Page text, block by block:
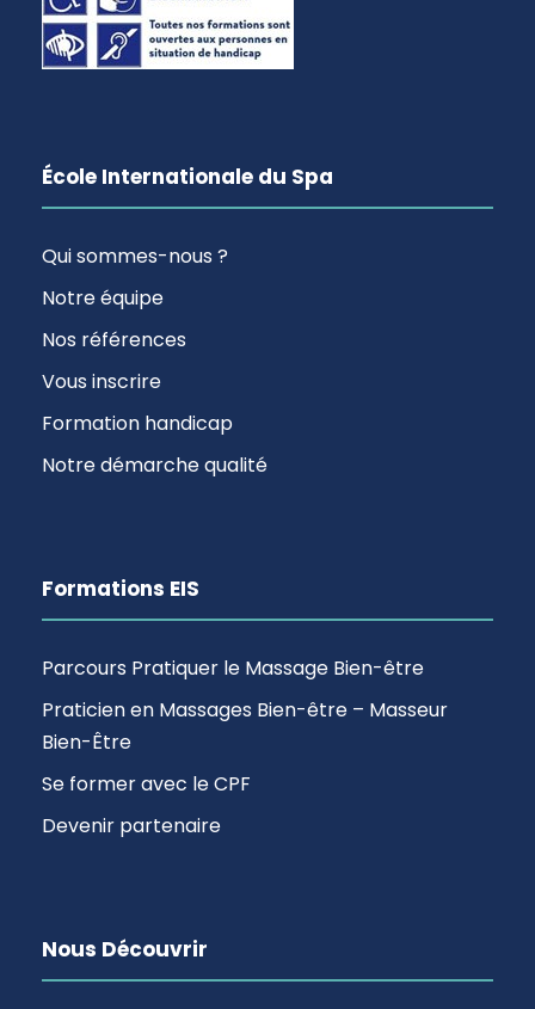
École Internationale du Spa
Qui sommes-nous ?
Notre équipe
Nos références
Vous inscrire
Formation handicap
Notre démarche qualité
Formations EIS
Parcours Pratiquer le Massage Bien-être
Praticien en Massages Bien-être – Masseur
Bien-Être
Se former avec le CPF
Devenir partenaire
Nous Découvrir